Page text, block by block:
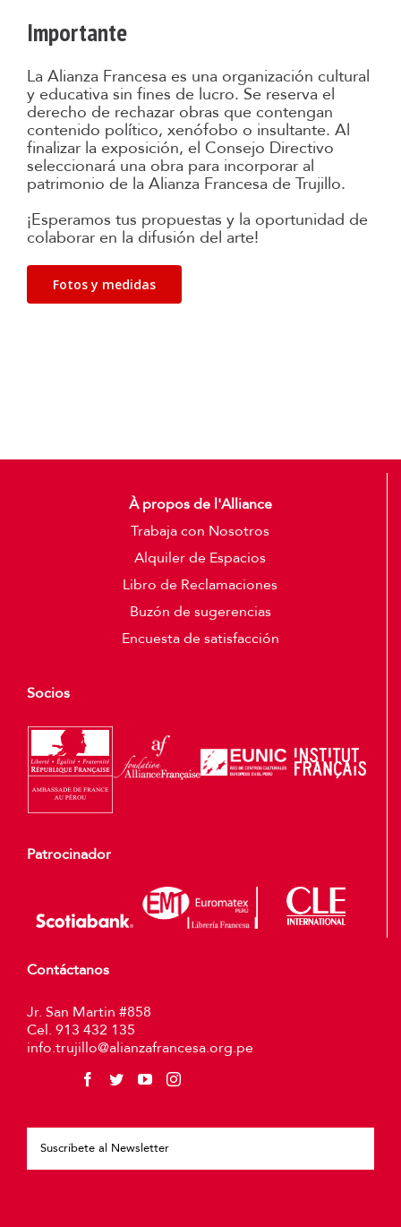
Importante
La Alianza Francesa es una organización cultural
y educativa sin fines de lucro. Se reserva el
derecho de rechazar obras que contengan
contenido político, xenófobo o insultante. Al
finalizar la exposición, el Consejo Directivo
seleccionará una obra para incorporar al
patrimonio de la Alianza Francesa de Trujillo.
¡Esperamos tus propuestas y la oportunidad de
colaborar en la difusión del arte!
Fotos y medidas
À propos de l'Alliance
Trabaja con Nosotros
Alquiler de Espacios
Libro de Reclamaciones
Buzón de sugerencias
Encuesta de satisfacción
Socios
Patrocinador
Contáctanos
Jr. San Martin #858
Cel. 913 432 135
info.trujillo@alianzafrancesa.org.pe